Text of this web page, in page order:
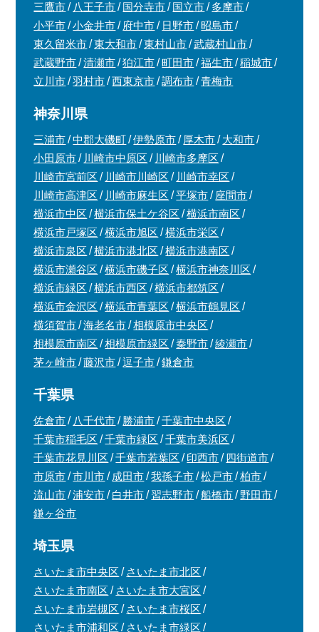
三鷹市 八王子市 国分寺市 国立市
多摩市
小平市
小金井市 府中市 日野市
昭島市
東久留米市
東大和市 東村山市
武蔵村山市
武蔵野市
清瀬市 狛江市 町田市 福生市
稲城市
立川市
羽村市 西東京市 調布市 青梅市
神奈川県
三浦市 中郡大磯町 伊勢原市 厚木市
大和市
小田原市
川崎市中原区
川崎市多摩区
川崎市宮前区
川崎市川崎区
川崎市幸区
川崎市高津区
川崎市麻生区 平塚市
座間市
横浜市中区
横浜市保土ケ谷区
横浜市南区
横浜市戸塚区
横浜市旭区
横浜市栄区
横浜市泉区
横浜市港北区
横浜市港南区
横浜市瀬谷区
横浜市磯子区
横浜市神奈川区
横浜市緑区
横浜市西区
横浜市都筑区
横浜市金沢区
横浜市青葉区
横浜市鶴見区
横須賀市
海老名市
相模原市中央区
相模原市南区
相模原市緑区 秦野市
綾瀬市
茅ヶ崎市
藤沢市 逗子市 鎌倉市
千葉県
佐倉市 八千代市 勝浦市
千葉市中央区
千葉市稲毛区
千葉市緑区
千葉市美浜区
千葉市花見川区
千葉市若葉区 印西市
四街道市
市原市
市川市 成田市 我孫子市 松戸市
柏市
流山市
浦安市 白井市 習志野市 船橋市
野田市
鎌ヶ谷市
埼玉県
さいたま市中央区
さいたま市北区
さいたま市南区
さいたま市大宮区
さいたま市岩槻区
さいたま市桜区
さいたま市浦和区
さいたま市緑区